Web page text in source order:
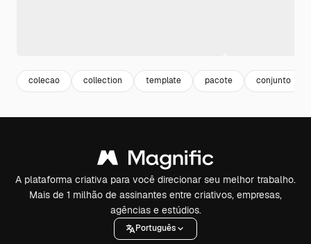
colecao collection template pacote conjunto
A plataforma criativa para você direcionar seu melhor trabalho.
Mais de 1 milhão de assinantes entre criativos, empresas,
agências e estúdios.
Português